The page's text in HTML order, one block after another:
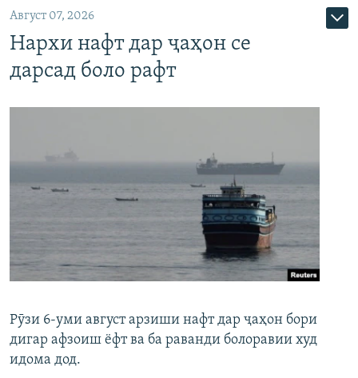
Август 07, 2026
Нархи нафт дар ҷаҳон се
дарсад боло рафт
Рӯзи 6-уми август арзиши нафт дар ҷаҳон бори
дигар афзоиш ёфт ва ба раванди болоравии худ
идома дод.